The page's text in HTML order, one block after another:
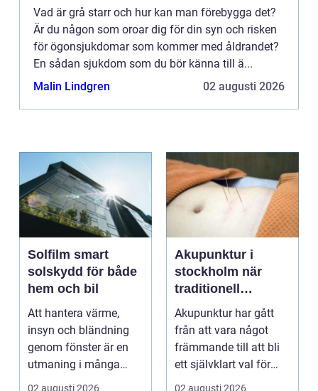
Vad är grå starr och hur kan man förebygga det?
Är du någon som oroar dig för din syn och risken
för ögonsjukdomar som kommer med åldrandet?
En sådan sjukdom som du bör känna till ä...
Malin Lindgren
02 augusti 2026
Solfilm smart
solskydd för både
hem och bil
Att hantera värme,
insyn och bländning
genom fönster är en
utmaning i många
svenska hem, kontor
02 augusti 2026
Akupunktur i
stockholm när
traditionell
kinesisk medicin
möter modern
vardag
Akupunktur har gått
från att vara något
främmande till att bli
ett självklart val för
många som söke...
02 augusti 2026